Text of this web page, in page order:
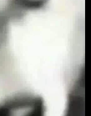
聊天但是每天大概
算對方不太回應
4.自稱有憂鬱症，